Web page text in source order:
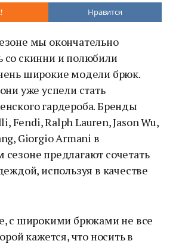
Нравится
мы окончательно
со скинни и полюбили
широкие модели брюк.
уже успели стать
гардероба. Бренды
Fendi, Ralph Lauren, Jason Wu,
Giorgio Armani в
предлагают сочетать
используя в качестве
с широкими брюками не все
кажется, что носить в